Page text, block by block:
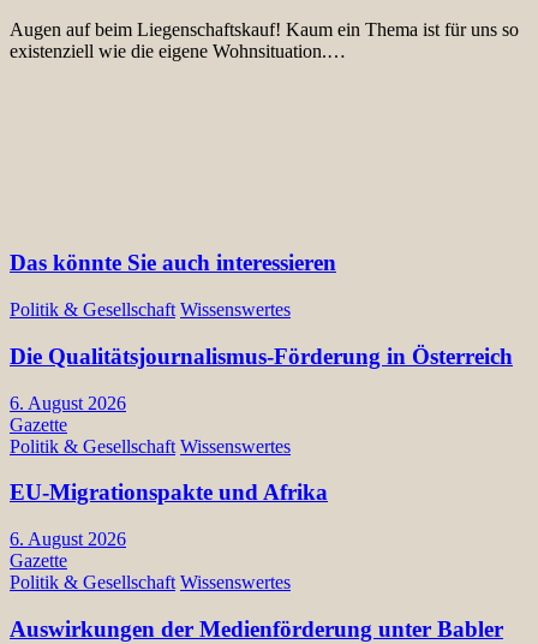
Augen auf beim Liegenschaftskauf! Kaum ein Thema ist für uns so
existenziell wie die eigene Wohnsituation.…
Das könnte Sie auch interessieren
Politik & Gesellschaft Wissenswertes
Die Qualitätsjournalismus-Förderung in Österreich
6. August 2026
Gazette
Politik & Gesellschaft Wissenswertes
EU-Migrationspakte und Afrika
6. August 2026
Gazette
Politik & Gesellschaft Wissenswertes
Auswirkungen der Medienförderung unter Babler